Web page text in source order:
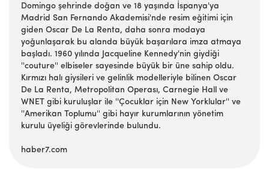
Domingo şehrinde doğan ve 18 yaşında İspanya'ya
Madrid San Fernando Akademisi'nde resim eğitimi için
giden Oscar De La Renta, daha sonra modaya
yoğunlaşarak bu alanda büyük başarılara imza atmaya
başladı. 1960 yılında Jacqueline Kennedy'nin giydiği
''couture'' elbiseler sayesinde büyük bir üne sahip oldu.
Kırmızı halı giysileri ve gelinlik modelleriyle bilinen Oscar
De La Renta, Metropolitan Operası, Carnegie Hall ve
WNET gibi kuruluşlar ile ''Çocuklar için New Yorklular'' ve
''Amerikan Toplumu'' gibi hayır kurumlarının yönetim
kurulu üyeliği görevlerinde bulundu.
haber7.com